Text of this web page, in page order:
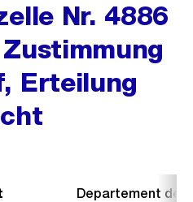
Nr. 4886
Erteilung
Departement der